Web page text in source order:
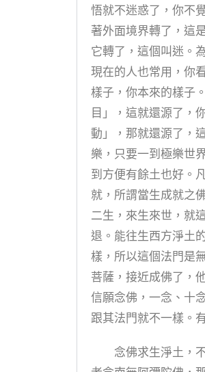
悟就不迷惑了，你不
著外面境界轉了，這
它轉了，這個叫迷。
現在的人也常用，你
樣子，你本來的樣子
目」，這就還源了，
動」，那就還源了，
樂，只要一到極樂世
到方便有餘土也好。
就，所謂當生成就之
二生，來生來世，就
退。能往生西方淨土
樣，所以這個法門是
菩薩，接近成佛了，
信願念佛，一念、十
跟其法門就不一樣。
念佛求生淨土，不